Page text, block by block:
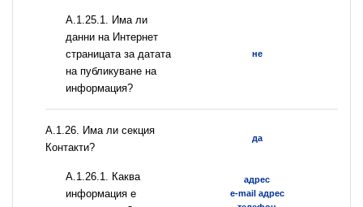
A.1.25.1. Има ли
данни на Интернет
страницата за датата
на публикуване на
информация?
не
А.1.26. Има ли секция
Контакти?
да
А.1.26.1. Каква
информация е
адрес
e-mail адрес